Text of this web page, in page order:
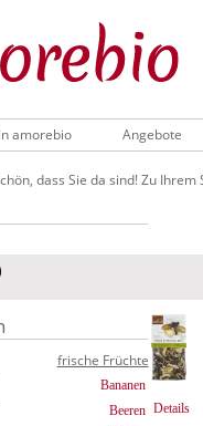
amorebio Angebote
dass Sie da sind! Zu Ihrem
frische Früchte
Bananen
Beeren Details